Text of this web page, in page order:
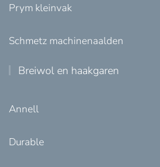
Prym kleinvak
Schmetz machinenaalden
Breiwol en haakgaren
Annell
Durable